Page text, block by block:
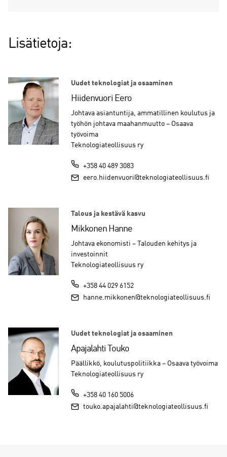
Lisätietoja:
Uudet teknologiat ja osaaminen
Hiidenvuori Eero
Johtava asiantuntija, ammatillinen koulutus ja
työhön johtava maahanmuutto – Osaava
työvoima
Teknologiateollisuus ry
+358 40 489 3083
eero.hiidenvuori@teknologiateollisuus.fi
Talous ja kestävä kasvu
Mikkonen Hanne
Johtava ekonomisti – Talouden kehitys ja
investoinnit
Teknologiateollisuus ry
+358 44 029 6152
hanne.mikkonen@teknologiateollisuus.fi
Uudet teknologiat ja osaaminen
Apajalahti Touko
Päällikkö, koulutuspolitiikka – Osaava työvoima
Teknologiateollisuus ry
+358 40 160 5006
touko.apajalahti@teknologiateollisuus.fi